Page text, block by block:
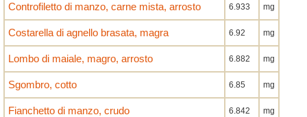
Controfiletto di manzo, carne mista, arrosto 6.933 mg
Costarella di agnello brasata, magra 6.92 mg
Lombo di maiale, magro, arrosto 6.882 mg
Sgombro, cotto 6.85 mg
Fianchetto di manzo, crudo 6.842 mg